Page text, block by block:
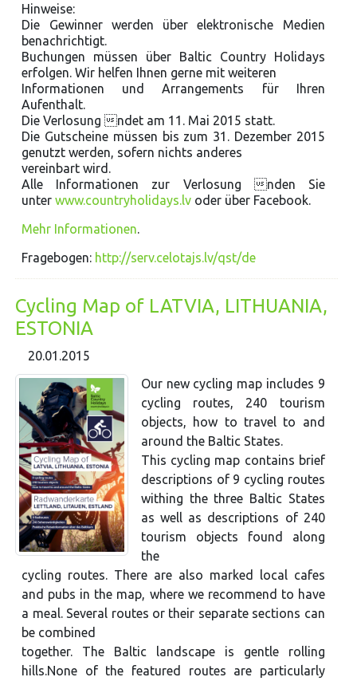
Hinweise:
Die Gewinner werden über elektronische Medien
benachrichtigt.
Buchungen müssen über Baltic Country Holidays
erfolgen. Wir helfen Ihnen gerne mit weiteren
Informationen und Arrangements für Ihren
Aufenthalt.
Die Verlosung ndet am 11. Mai 2015 statt.
Die Gutscheine müssen bis zum 31. Dezember 2015
genutzt werden, sofern nichts anderes
vereinbart wird.
Alle Informationen zur Verlosung nden Sie
unterwww.countryholidays.lv oder über Facebook.
Mehr Informationen.
Fragebogen: http://serv.celotajs.lv/qst/de
Cycling Map of LATVIA, LITHUANIA,
ESTONIA
20.01.2015
Our new cycling map includes 9
cycling routes, 240 tourism
objects, how to travel to and
around the Baltic States.
This cycling map contains brief
descriptions of 9 cycling routes
withing the three Baltic States
as well as descriptions of 240
tourism objects found along
the
cycling routes. There are also marked local cafes
and pubs in the map, where we recommend to have
a meal. Several routes or their separate sections can
be combined
together. The Baltic landscape is gentle rolling
hills.None of the featured routes are particularly